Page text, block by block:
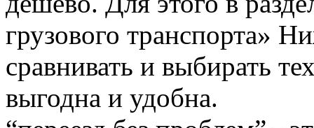
грузового транспорта»
сравнивать и выбирать
выгодна и удобна.